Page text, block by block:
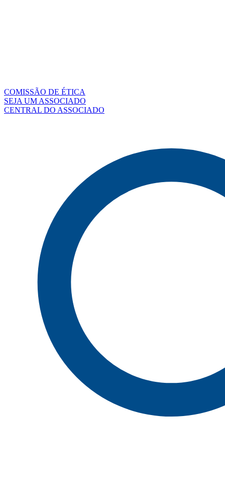
COMISSÃO DE ÉTICA
SEJA UM ASSOCIADO
CENTRAL DO ASSOCIADO